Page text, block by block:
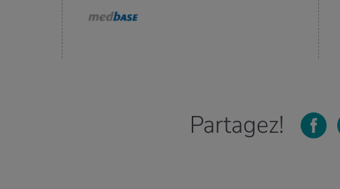
Partagez!